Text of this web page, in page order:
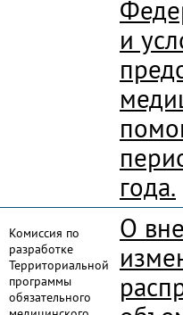
и
года.
Комиссия по
разработке
Территориальной
программы
обязательного
О